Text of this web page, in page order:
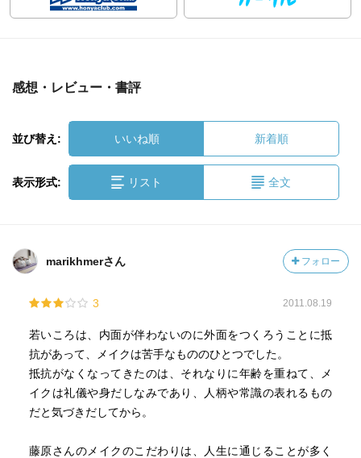
感想・レビュー・書評
並び替え: いいね順 新着順
表示形式: リスト 全文
marikhmerさん フォロー
3 2011.08.19
若いころは、内面が伴わないのに外面をつくろうことに抵
抗があって、メイクは苦手なもののひとつでした。
抵抗がなくなってきたのは、それなりに年齢を重ねて、メ
イクは礼儀や身だしなみであり、人柄や常識の表れるもの
だと気づきだしてから。
藤原さんのメイクのこだわりは、人生に通じることが多く